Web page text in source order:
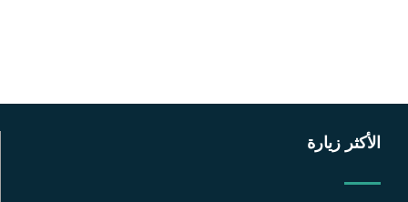
الأكثر زيارة